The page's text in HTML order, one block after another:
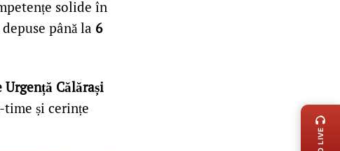
solide în
până la 6
Călărași
și cerințe